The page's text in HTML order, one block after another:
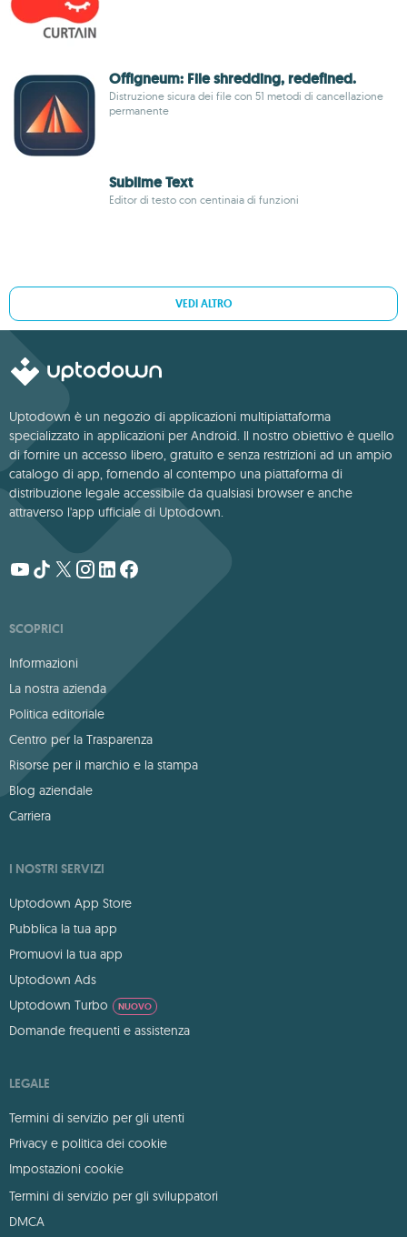
Offigneum: File shredding, redefined.
Distruzione sicura dei file con 51 metodi di cancellazione
permanente
Sublime Text
Editor di testo con centinaia di funzioni
VEDI ALTRO
Uptodown è un negozio di applicazioni multipiattaforma
specializzato in applicazioni per Android. Il nostro obiettivo è quello
di fornire un accesso libero, gratuito e senza restrizioni ad un ampio
catalogo di app, fornendo al contempo una piattaforma di
distribuzione legale accessibile da qualsiasi browser e anche
attraverso l'app ufficiale di Uptodown.
SCOPRICI
Informazioni
La nostra azienda
Politica editoriale
Centro per la Trasparenza
Risorse per il marchio e la stampa
Blog aziendale
Carriera
I NOSTRI SERVIZI
Uptodown App Store
Pubblica la tua app
Promuovi la tua app
Uptodown Ads
Uptodown Turbo
NUOVO
Domande frequenti e assistenza
LEGALE
Termini di servizio per gli utenti
Privacy e politica dei cookie
Impostazioni cookie
Termini di servizio per gli sviluppatori
DMCA